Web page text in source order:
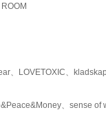
、LOVETOXIC、
、sense of